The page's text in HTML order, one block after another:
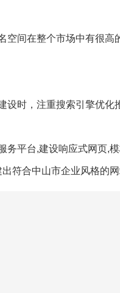
空间在整个市场中有很
时，注重搜索引擎优化
平台,建设响应式网页,
符合中山市企业风格的